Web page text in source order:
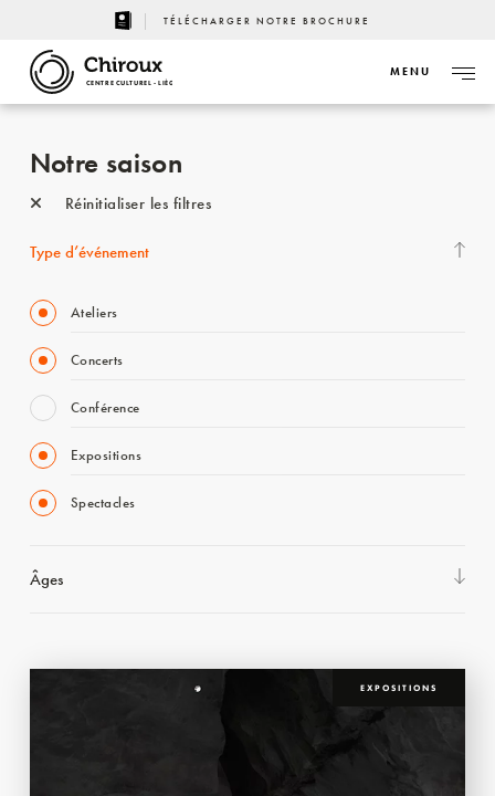
TÉLÉCHARGER NOTRE BROCHURE
CENTRE CULTUREL - LIÈGE
MENU
Notre saison
Réinitialiser les filtres
Type d’événement
Ateliers
Concerts
Conférence
Expositions
Spectacles
Âges
EXPOSITIONS